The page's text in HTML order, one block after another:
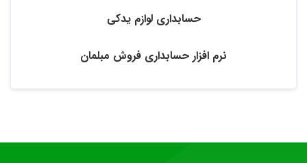
حسابداری لوازم یدکی
نرم افزار حسابداری فروش مبلمان